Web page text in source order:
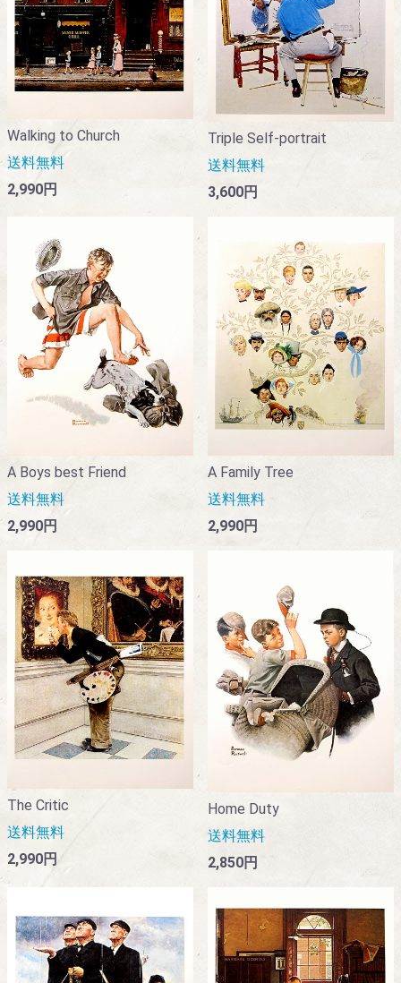
Walking to Church
送料無料
2,990円
Triple Self-portrait
送料無料
3,600円
A Boys best Friend
送料無料
2,990円
A Family Tree
送料無料
2,990円
The Critic
送料無料
2,990円
Home Duty
送料無料
2,850円